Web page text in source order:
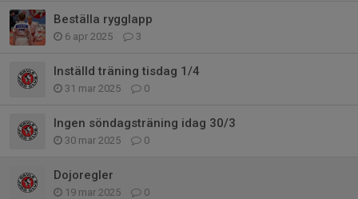
Beställa rygglapp
6 apr 2025 3
Inställd träning tisdag 1/4
31 mar 2025 0
Ingen söndagsträning idag 30/3
30 mar 2025 0
Dojoregler
19 mar 2025 0